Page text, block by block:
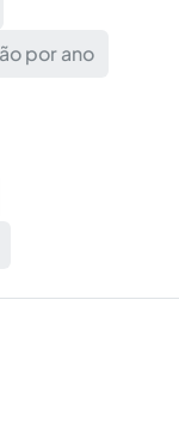
por ano